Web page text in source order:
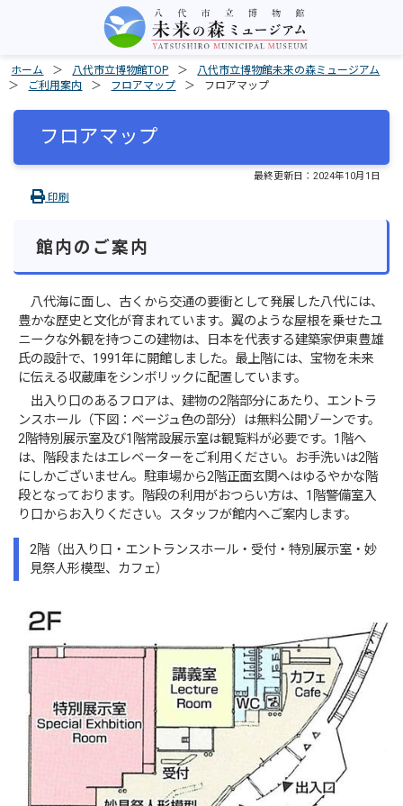
ホーム 八代市立博物館TOP
八代市立博物館未来の森ミュージアム
ご利用案内
フロアマップ フロアマップ
フロアマップ
最終更新日： 2024年10月1日
印刷
館内のご案内
八代海に面し、古くから交通の要衝として発展した八代には、
豊かな歴史と文化が育まれています。翼のような屋根を乗せたユ
ニークな外観を持つこの建物は、日本を代表する建築家伊東豊雄
氏の設計で、1991年に開館しました。最上階には、宝物を未来
に伝える収蔵庫をシンボリックに配置しています。
出入り口のあるフロアは、建物の2階部分にあたり、エントラ
ンスホール（下図：ベージュ色の部分）は無料公開ゾーンです。
2階特別展示室及び1階常設展示室は観覧料が必要です。1階へ
は、階段またはエレベーターをご利用ください。お手洗いは2階
にしかございません。駐車場から2階正面玄関へはゆるやかな階
段となっております。階段の利用がおつらい方は、1階警備室入
り口からお入りください。スタッフが館内へご案内します。
2階（出入り口・エントランスホール・受付・特別展示室・妙
見祭人形模型、カフェ）